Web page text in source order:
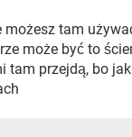
możesz tam
może być to
tam przejdą, bo